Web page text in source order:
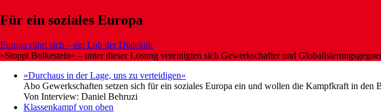
Für ein soziales Europa
Europa rührt sich – ein Lob der Dialektik
»Stoppt Bolkestein« – unter dieser Losung vereinigten sich Gewerkschafter und
»Durchaus in der Lage, uns zu verteidigen«
Abo Gewerkschaften setzen sich für ein soziales Europa ein und wollen die Kampfkraft in den
Von Interview: Daniel Behruzi
Klassenkampf von oben